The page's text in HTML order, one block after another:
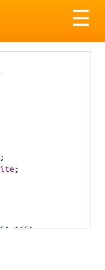
☰
;
51,165);